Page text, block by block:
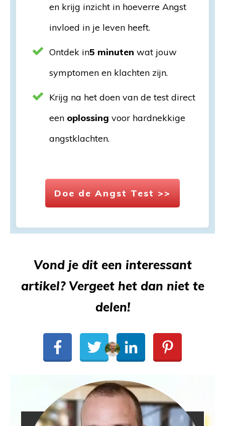
en krijg inzicht in hoeverre Angst
invloed in je leven heeft.
Ontdek in5 minuten wat jouw
symptomen en klachten zijn.
Krijg na het doen van de test direct
een oplossing voor hardnekkige
angstklachten.
Doe de Angst Test >>
Vond je dit een interessant
artikel? Vergeet het dan niet te
delen!